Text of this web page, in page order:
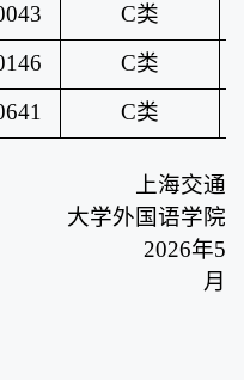
C类
C类
C类
上海交通
大学外国语学院
2026年5
月